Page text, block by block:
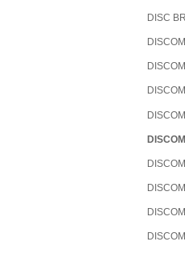
DISC
DISCOM
DISCOM
DISCOM
DISCOM
DISCOM
DISCOM
DISCOM
DISCOM
DISCOM